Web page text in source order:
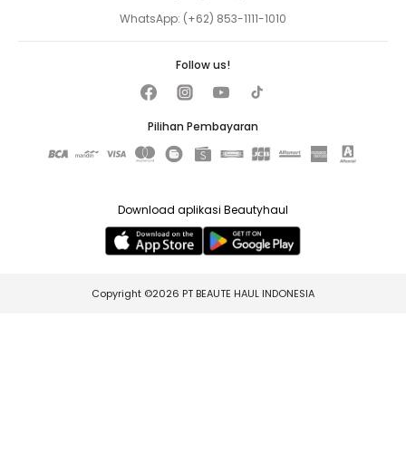
WhatsApp: (+62) 853-1111-1010
Pilihan Pembayaran
Follow us!
Download aplikasi Beautyhaul
Copyright ©2026 PT BEAUTE HAUL INDONESIA